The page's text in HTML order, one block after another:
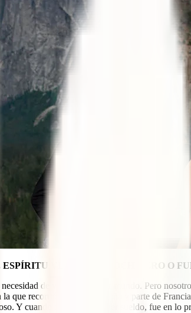
VIAJERO Y MOCHILERO O
de viajar y conocer mundo. Pero
que recorrió casi todo España y parte de
Y cuando obtuve mi primer sueldo, fue en lo